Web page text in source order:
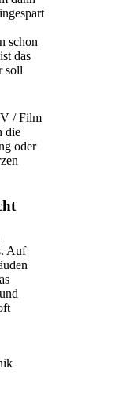
schon
das
soll
/ Film
die
oder
Auf